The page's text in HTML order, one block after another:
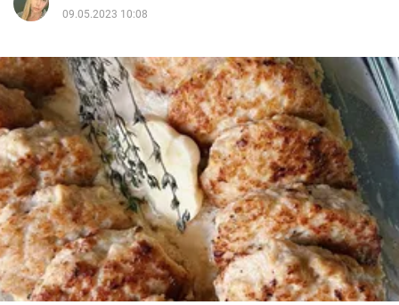
Polityka
Społeczeństwo
Wojna na Ukrainie
Świat
09.05.2023 10:08